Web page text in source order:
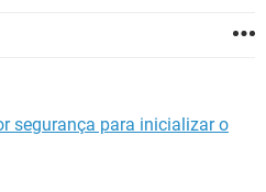
segurança para inicializar o